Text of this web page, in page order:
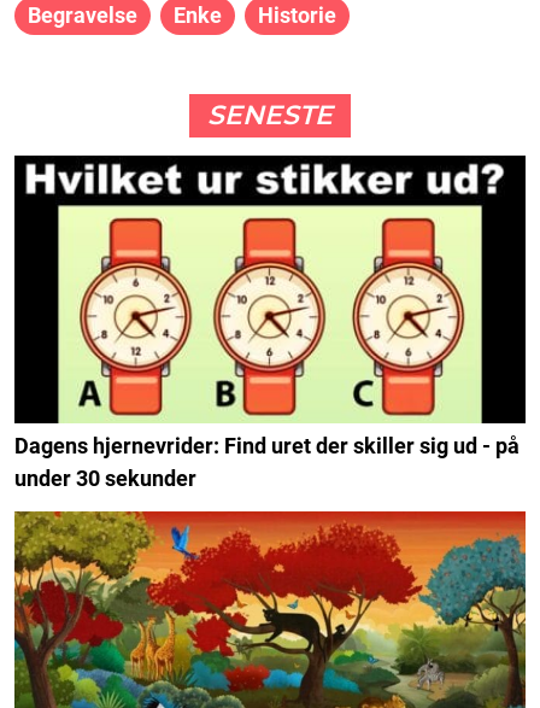
Begravelse Enke Historie
SENESTE
Dagens hjernevrider: Find uret der skiller sig ud - på
under 30 sekunder